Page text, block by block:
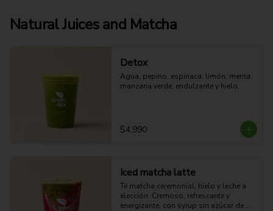
Natural Juices and Matcha
Detox
Agua, pepino, espinaca, limón, menta,
manzana verde, endulzante y hielo.
$4.990
Iced matcha latte
Té matcha ceremonial, hielo y leche a
elección. Cremoso, refrescante y
energizante, con syrup sin azúcar de